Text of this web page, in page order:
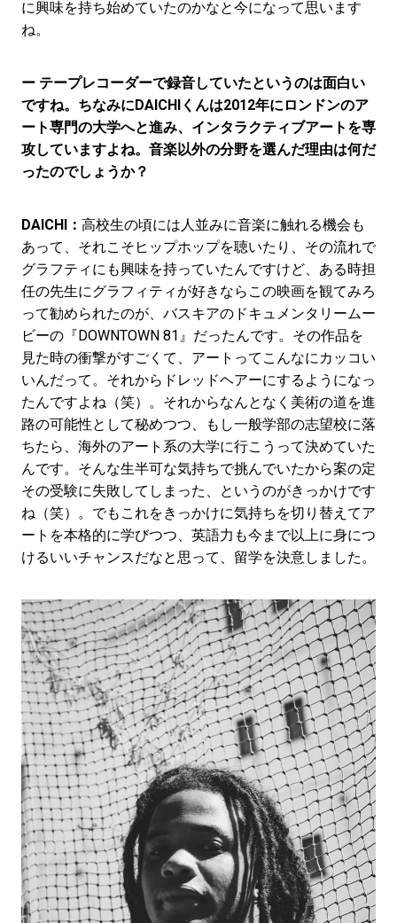
に興味を持ち始めていたのかなと今になって思います
ね。
ー テープレコーダーで録音していたというのは面白い
ですね。ちなみにDAICHIくんは2012年にロンドンのア
ート専門の大学へと進み、インタラクティブアートを専
攻していますよね。音楽以外の分野を選んだ理由は何だ
ったのでしょうか？
DAICHI： 高校生の頃には人並みに音楽に触れる機会も
あって、それこそヒップホップを聴いたり、その流れで
グラフティにも興味を持っていたんですけど、ある時担
任の先生にグラフィティが好きならこの映画を観てみろ
って勧められたのが、バスキアのドキュメンタリームー
ビーの『DOWNTOWN 81』だったんです。その作品を
見た時の衝撃がすごくて、アートってこんなにカッコい
いんだって。それからドレッドヘアーにするようになっ
たんですよね（笑）。それからなんとなく美術の道を進
路の可能性として秘めつつ、もし一般学部の志望校に落
ちたら、海外のアート系の大学に行こうって決めていた
んです。そんな生半可な気持ちで挑んでいたから案の定
その受験に失敗してしまった、というのがきっかけです
ね（笑）。でもこれをきっかけに気持ちを切り替えてア
ートを本格的に学びつつ、英語力も今まで以上に身につ
けるいいチャンスだなと思って、留学を決意しました。